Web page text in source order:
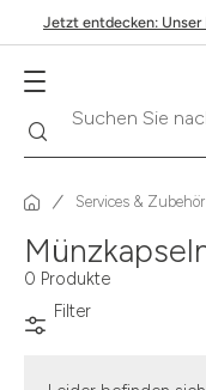
Jetzt entdecken: Unser
Suchen Sie
Services & Zubehör
0 Produkte
Filter